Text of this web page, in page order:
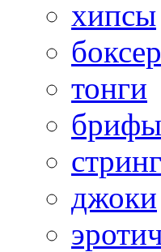
хипсы
тонги
брифы
джоки